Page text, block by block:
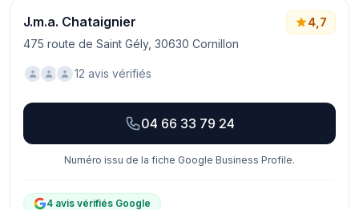
J.m.a. Chataignier
475 route de Saint Gély, 30630 Cornillon
4,7
12 avis vérifiés
04 66 33 79 24
Numéro issu de la fiche Google Business Profile.
4 avis vérifiés Google